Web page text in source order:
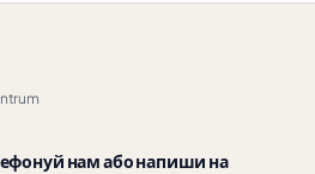
нам або напиши на